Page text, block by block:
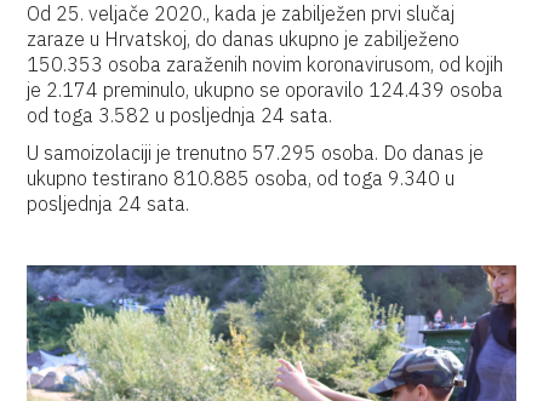
Od 25. veljače 2020., kada je zabilježen prvi slučaj
zaraze u Hrvatskoj, do danas ukupno je zabilježeno
150.353 osoba zaraženih novim koronavirusom, od kojih
je 2.174 preminulo, ukupno se oporavilo 124.439 osoba
od toga 3.582 u posljednja 24 sata.
U samoizolaciji je trenutno 57.295 osoba. Do danas je
ukupno testirano 810.885 osoba, od toga 9.340 u
posljednja 24 sata.